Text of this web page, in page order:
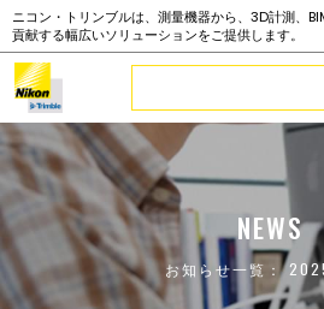
ニコン・トリンブルは、測量機器から、3D計測、
貢献する幅広いソリューションをご提供します。
NEWS
お知らせ一覧：